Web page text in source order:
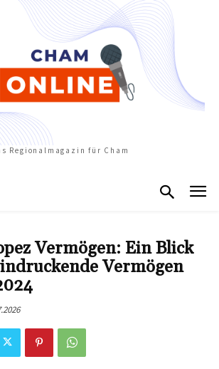
Regionalmagazin für Cham
Vermögen: Ein Blick
Vermögen